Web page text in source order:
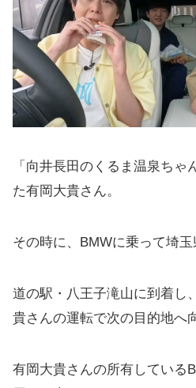
「向井長田のくるま温泉ちゃ
た有岡大貴さん。
その時に、BMWに乗って埼玉
道の駅・八王子滝山に到着し
貴さんの運転で次の目的地へ
有岡大貴さんの所有している